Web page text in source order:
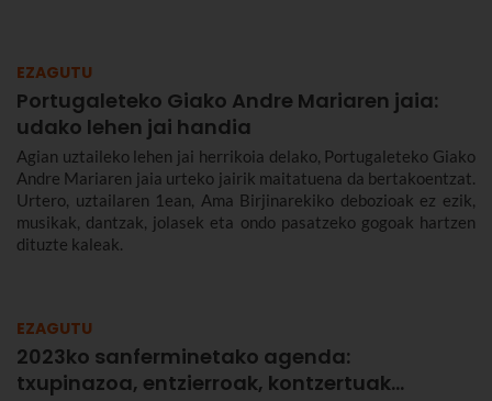
EZAGUTU
Portugaleteko Giako Andre Mariaren jaia:
udako lehen jai handia
Agian uztaileko lehen jai herrikoia delako, Portugaleteko Giako
Andre Mariaren jaia urteko jairik maitatuena da bertakoentzat.
Urtero, uztailaren 1ean, Ama Birjinarekiko debozioak ez ezik,
musikak, dantzak, jolasek eta ondo pasatzeko gogoak hartzen
dituzte kaleak.
EZAGUTU
2023ko sanferminetako agenda:
txupinazoa, entzierroak, kontzertuak…